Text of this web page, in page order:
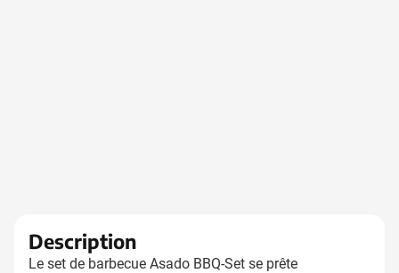
Description
Le set de barbecue Asado BBQ-Set se prête